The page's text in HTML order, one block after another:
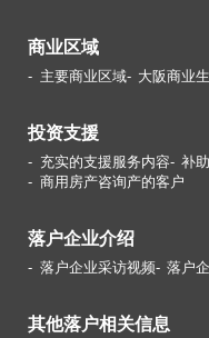
商业区域
主要商业区域 大阪商业
投资支援
充实的支援服务内容 补
商用房产咨询产的客户
落户企业介绍
落户企业采访视频 落户
其他落户相关信息